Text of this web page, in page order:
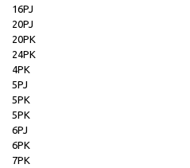
16PJ
20PJ
20PK
24PK
4PK
5PJ
5PK
5PК
6PJ
6PK
7PK